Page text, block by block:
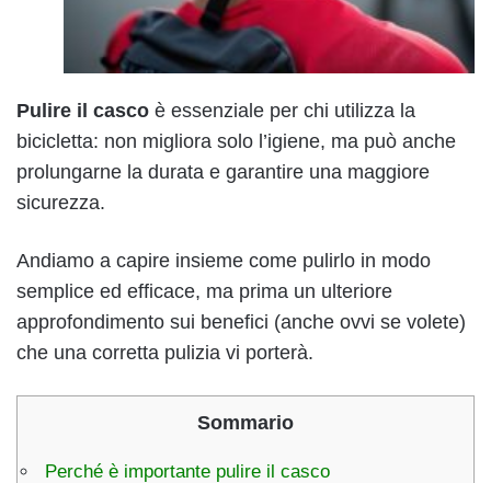
Pulire il casco è essenziale per chi utilizza la
bicicletta: non migliora solo l’igiene, ma può anche
prolungarne la durata e garantire una maggiore
sicurezza.
Andiamo a capire insieme come pulirlo in modo
semplice ed efficace, ma prima un ulteriore
approfondimento sui benefici (anche ovvi se volete)
che una corretta pulizia vi porterà.
Sommario
Perché è importante pulire il casco